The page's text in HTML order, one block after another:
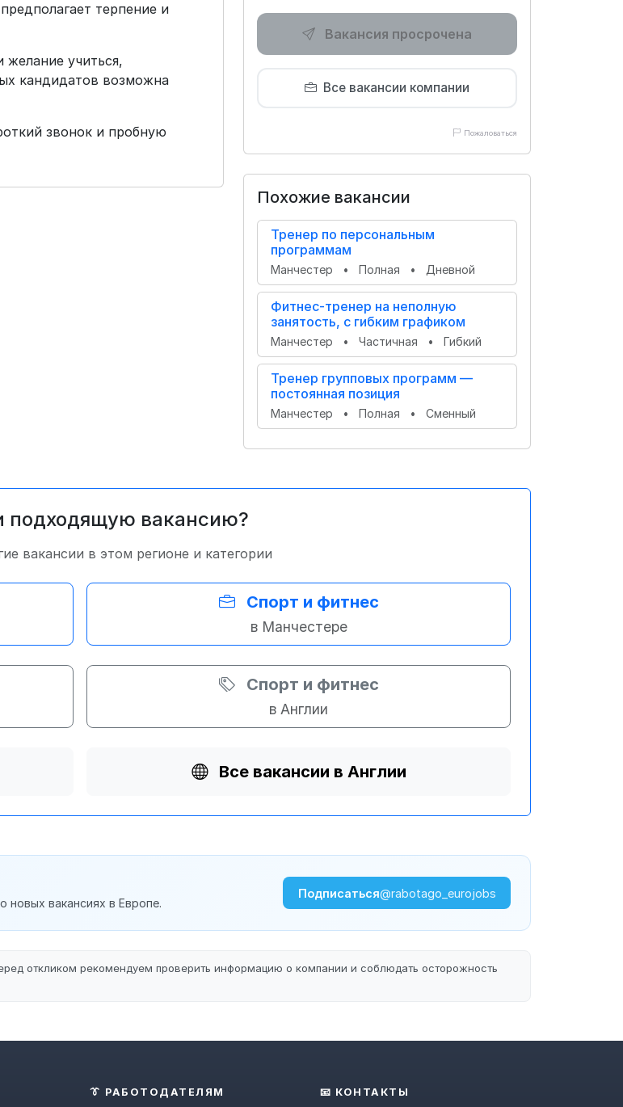
терпение и
учиться,
кандидатов возможна
звонок и пробную
Вакансия просрочена
Все вакансии компании
Пожаловаться
Похожие вакансии
Тренер по персональным
программам
Манчестер • Полная • Дневной
Фитнес‑тренер на неполную
занятость, с гибким графиком
Манчестер • Частичная • Гибкий
Тренер групповых программ —
постоянная позиция
Манчестер • Полная • Сменный
подходящую вакансию?
вакансии в этом регионе и категории
Спорт и фитнес
в Манчестере
Спорт и фитнес
в Англии
Все вакансии в Англии
новых вакансиях в Европе.
Подписаться@rabotago_eurojobs
откликом рекомендуем проверить информацию о компании и соблюдать осторожность
👔 РАБОТОДАТЕЛЯМ 📧 КОНТАКТЫ